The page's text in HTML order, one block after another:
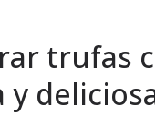
trufas
y